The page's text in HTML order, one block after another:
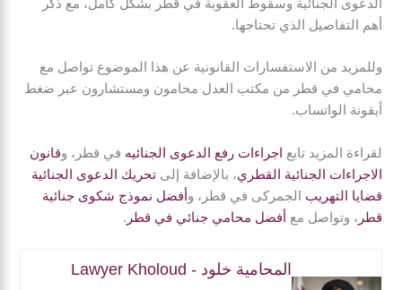
محددة من تاريخ الحكم.
الدعوى الجنائية وسقوط العقوبة في قطر بشكل كامل، مع ذكر
أهم التفاصيل الذي تحتاجها.
وللمزيد من الاستفسارات القانونية عن هذا الموضوع تواصل مع
محامي في قطر من مكتب العدل محامون ومستشارون عبر ضغط
أيقونة الواتساب.
لقراءة المزيد تابع اجراءات رفع الدعوى الجنائيه في قطر، وقانون
الاجراءات الجنائية القطري، بالإضافة إلىتحريك الدعوى الجنائية
قضايا التهريب الجمركى في قطر، وأفضل نموذج شكوى جنائية
قطر ، وتواصل مع أفضل محامي جنائي في قطر .
المحامية خلود - Lawyer Kholoud